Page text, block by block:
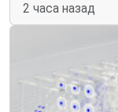
2 часа назад